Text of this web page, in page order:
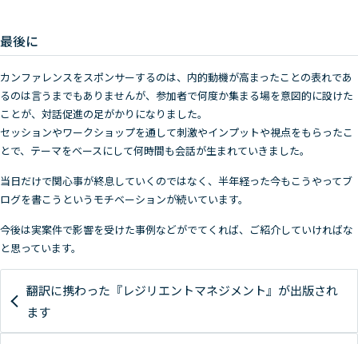
最後に
カンファレンスをスポンサーするのは、内的動機が高まったことの表れであ
るのは言うまでもありませんが、参加者で何度か集まる場を意図的に設けた
ことが、対話促進の足がかりになりました。
セッションやワークショップを通して刺激やインプットや視点をもらったこ
とで、テーマをベースにして何時間も会話が生まれていきました。
当日だけで関心事が終息していくのではなく、半年経った今もこうやってブ
ログを書こうというモチベーションが続いています。
今後は実案件で影響を受けた事例などがでてくれば、ご紹介していければな
と思っています。
翻訳に携わった『レジリエントマネジメント』が出版され
ます